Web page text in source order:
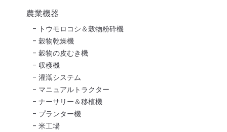
農業機器
トウモロコシ＆穀物粉砕機
穀物乾燥機
穀物の皮むき機
収穫機
灌漑システム
マニュアルトラクター
ナーサリー＆移植機
プランター機
米工場